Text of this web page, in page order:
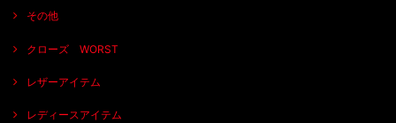
その他
クローズ WORST
レザーアイテム
レディースアイテム